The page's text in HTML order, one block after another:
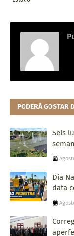
PODERÁ GOSTAR
Seis
Dia
data